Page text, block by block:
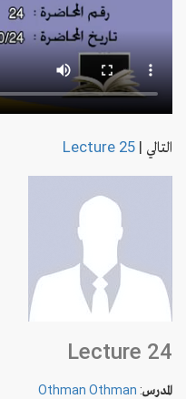
التالي |
Lecture 25
Lecture 24
المدرس:
Othman Othman